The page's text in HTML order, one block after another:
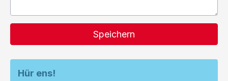
Speichern
Hür ens!